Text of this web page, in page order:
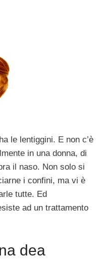
le lentiggini. E non c’è
in una donna, di
il naso. Non solo si
i confini, ma vi è
tutte. Ed
ad un trattamento
dea